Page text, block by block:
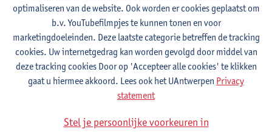
Contact
Campus Drie Eiken
optimaliseren van de website. Ook worden er cookies geplaatst om
b.v. YouTubefilmpjes te kunnen tonen en voor
marketingdoeleinden. Deze laatste categorie betreffen de tracking
cookies. Uw internetgedrag kan worden gevolgd door middel van
deze tracking cookies Door op 'Accepteer alle cookies' te klikken
gaat u hiermee akkoord. Lees ook het UAntwerpen Privacy
statement
Stel je persoonlijke voorkeuren in